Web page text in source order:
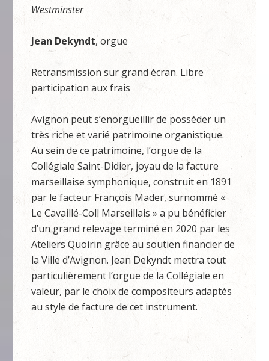
Westminster
Jean Dekyndt, orgue
Retransmission sur grand écran. Libre
participation aux frais
Avignon peut s’enorgueillir de posséder un
très riche et varié patrimoine organistique.
Au sein de ce patrimoine, l’orgue de la
Collégiale Saint-Didier, joyau de la facture
marseillaise symphonique, construit en 1891
par le facteur François Mader, surnommé «
Le Cavaillé-Coll Marseillais » a pu bénéficier
d’un grand relevage terminé en 2020 par les
Ateliers Quoirin grâce au soutien financier de
la Ville d’Avignon. Jean Dekyndt mettra tout
particulièrement l’orgue de la Collégiale en
valeur, par le choix de compositeurs adaptés
au style de facture de cet instrument.